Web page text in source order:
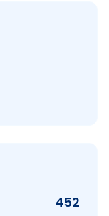
452